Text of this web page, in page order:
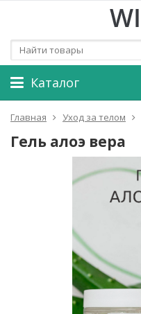
Каталог
Главная Уход за телом
Гель алоэ вера